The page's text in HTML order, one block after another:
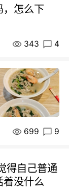
，怎么下
343 4
699 9
得自己普通
着没什么